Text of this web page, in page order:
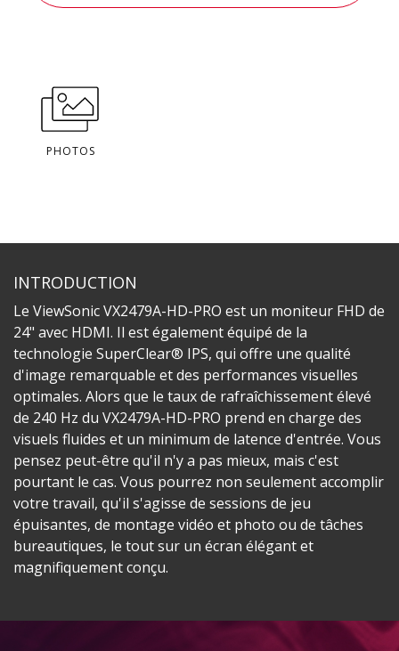
PHOTOS
INTRODUCTION
Le ViewSonic VX2479A-HD-PRO est un moniteur FHD de
24" avec HDMI. Il est également équipé de la
technologie SuperClear® IPS, qui offre une qualité
d'image remarquable et des performances visuelles
optimales. Alors que le taux de rafraîchissement élevé
de 240 Hz du VX2479A-HD-PRO prend en charge des
visuels fluides et un minimum de latence d'entrée. Vous
pensez peut-être qu'il n'y a pas mieux, mais c'est
pourtant le cas. Vous pourrez non seulement accomplir
votre travail, qu'il s'agisse de sessions de jeu
épuisantes, de montage vidéo et photo ou de tâches
bureautiques, le tout sur un écran élégant et
magnifiquement conçu.